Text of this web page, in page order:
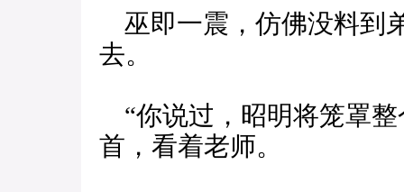
巫即一震，仿佛没料到
去。
“你说过，昭明将笼罩整
首，看着老师。